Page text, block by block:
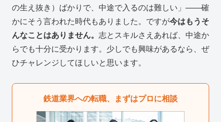
の生え抜き）ばかりで、中途で入るのは難しい」——確
かにそう言われた時代もありました。ですが今はもうそ
んなことはありません。 志とスキルさえあれば、中途か
らでも十分に受かります。少しでも興味があるなら、ぜ
ひチャレンジしてほしいと思います。
鉄道業界への転職、まずはプロに相談